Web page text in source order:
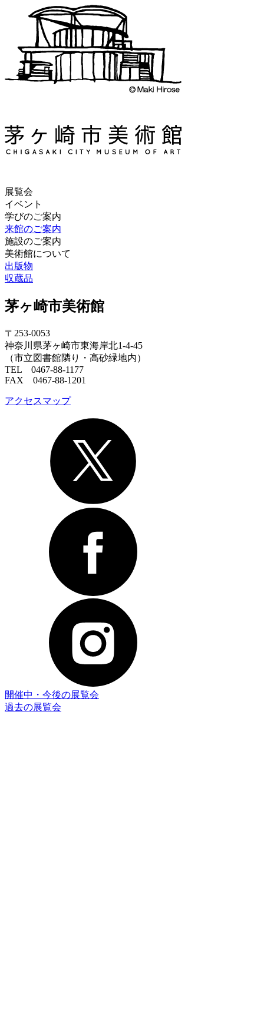
展覧会
イベント
学びのご案内
来館のご案内
施設のご案内
美術館について
出版物
収蔵品
茅ヶ崎市美術館
〒253-0053
神奈川県茅ヶ崎市東海岸北1-4-45
（市立図書館隣り・高砂緑地内）
TEL 0467-88-1177
FAX 0467-88-1201
アクセスマップ
開催中・今後の展覧会
過去の展覧会